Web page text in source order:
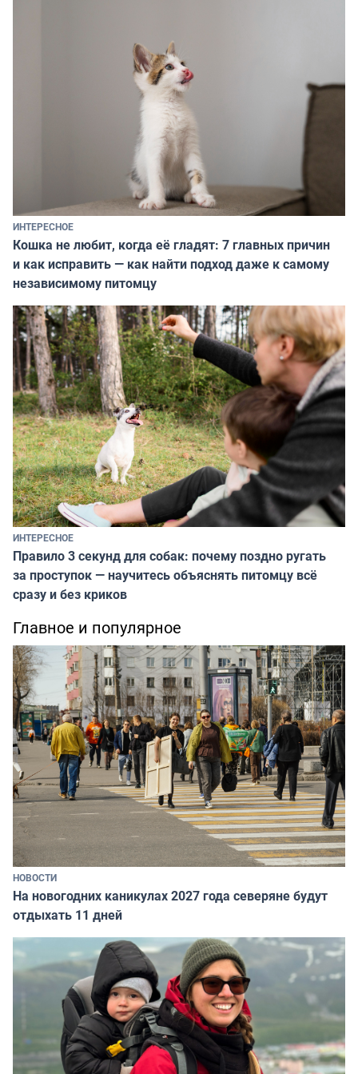
ИНТЕРЕСНОЕ
Кошка не любит, когда её гладят: 7 главных причин
и как исправить — как найти подход даже к самому
независимому питомцу
ИНТЕРЕСНОЕ
Правило 3 секунд для собак: почему поздно ругать
за проступок — научитесь объяснять питомцу всё
сразу и без криков
Главное и популярное
НОВОСТИ
На новогодних каникулах 2027 года северяне будут
отдыхать 11 дней